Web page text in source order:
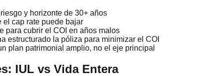
y horizonte de 30+ años
el cap rate puede bajar
para cubrir el COI en años malos
estructurado la póliza para minimizar el COI
plan patrimonial amplio, no el eje principal
IUL vs Vida Entera